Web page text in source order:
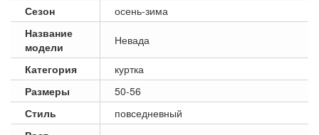
Сезон
осень-зима
Название
модели
Невада
Категория
куртка
Размеры
50-56
Стиль
повседневный